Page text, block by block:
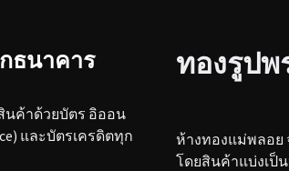
ทองรูป
ห้างทองแม่พลอย
โดยสินค้าแบ่งเป็
ธนาคาร
นค้าด้วยบัตร อิออน
และบัตรเครดิตทุก